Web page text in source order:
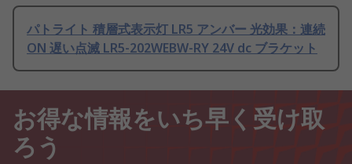
パトライト 積層式表示灯 LR5 アンバー 光効果：連続
ON 遅い点滅 LR5-202WEBW-RY 24V dc ブラケット
お得な情報をいち早く受け取
ろう